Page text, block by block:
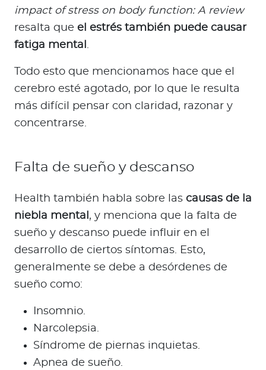
impact of stress on body function: A review
resalta que el estrés también puede causar
fatiga mental .
Todo esto que mencionamos hace que el
cerebro esté agotado, por lo que le resulta
más difícil pensar con claridad, razonar y
concentrarse.
Falta de sueño y descanso
Health también habla sobre las causas de la
niebla mental , y menciona que la falta de
sueño y descanso puede influir en el
desarrollo de ciertos síntomas. Esto,
generalmente se debe a desórdenes de
sueño como:
Insomnio.
Narcolepsia.
Síndrome de piernas inquietas.
Apnea de sueño.